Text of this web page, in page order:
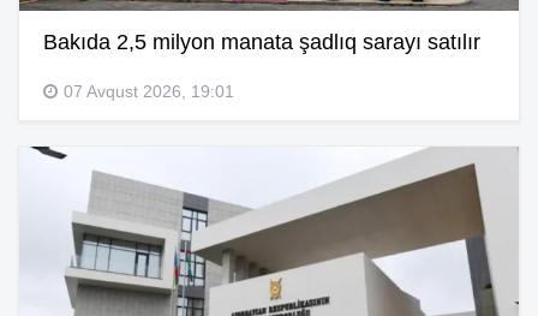
Bakıda 2,5 milyon manata şadlıq sarayı satılır
07 Avqust 2026, 19:01